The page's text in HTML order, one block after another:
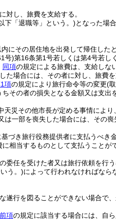
対し、旅費を支給する。
下「退職等」という。)となった場合
にその居住地を出発して帰住した
号)第16条第1号若しくは第4号若し
同項の規定による旅費は、支給しな
場合には、その者に対し、旅費を
項の規定により旅行命令等の変更(
その者の損失となる金額又は支出
災その他市長が定める事情によ
は一部を喪失した場合には、その
づき旅行役務提供者に支払うべき
相当するものとして支払うことが
委任を受けた者又は旅行依頼を行
う。)によって行われなければなら
行を図ることができない場合で
前項の規定に該当する場合には、自